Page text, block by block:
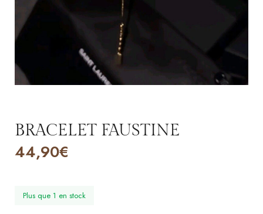
BRACELET FAUSTINE
44,90€
Plus que 1 en stock